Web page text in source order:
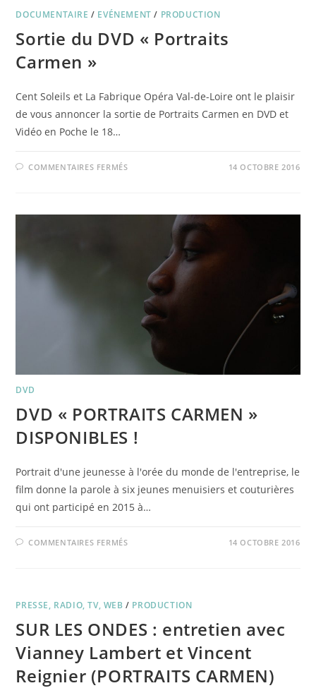
DOCUMENTAIRE / EVÉNEMENT / PRODUCTION
Sortie du DVD « Portraits
Carmen »
Cent Soleils et La Fabrique Opéra Val-de-Loire ont le plaisir
de vous annoncer la sortie de Portraits Carmen en DVD et
Vidéo en Poche le 18…
COMMENTAIRES FERMÉSSUR
CARMEN »
14 OCTOBRE 2016
DVD
DVD « PORTRAITS CARMEN »
DISPONIBLES !
Portrait d'une jeunesse à l'orée du monde de l'entreprise, le
film donne la parole à six jeunes menuisiers et couturières
qui ont participé en 2015 à…
COMMENTAIRES FERMÉSSUR 14 OCTOBRE 2016
PRESSE, RADIO, TV, WEB / PRODUCTION
SUR LES ONDES : entretien avec
Vianney Lambert et Vincent
Reignier (PORTRAITS CARMEN)